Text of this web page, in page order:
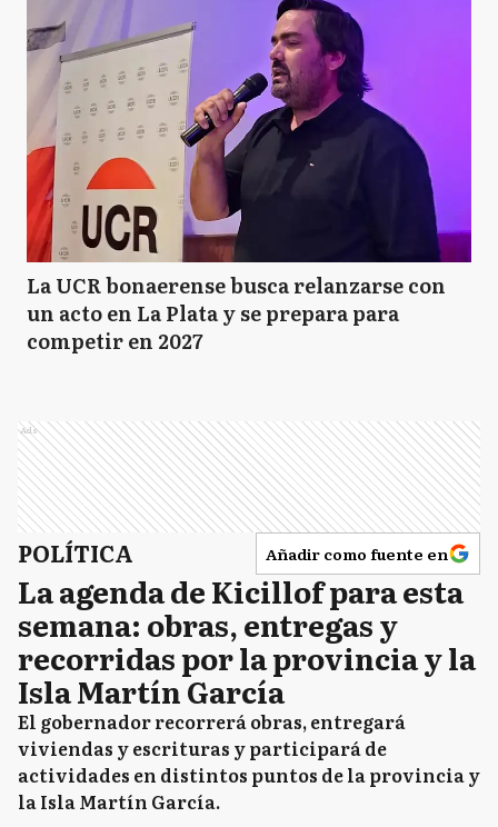
La UCR bonaerense busca relanzarse con
un acto en La Plata y se prepara para
competir en 2027
Ads
POLÍTICA Añadir como fuente en
La agenda de Kicillof para esta
semana: obras, entregas y
recorridas por la provincia y la
Isla Martín García
El gobernador recorrerá obras, entregará
viviendas y escrituras y participará de
actividades en distintos puntos de la provincia y
la Isla Martín García.